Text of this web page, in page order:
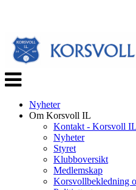
Veksle
navigasjon
Nyheter
Om Korsvoll IL
Kontakt - Korsvoll IL
Nyheter
Styret
Klubboversikt
Medlemskap
Korsvollbekledning